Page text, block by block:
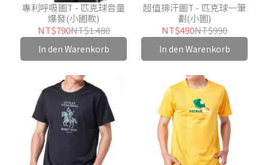
專利呼吸圖T - 匹克球音量
爆發(小圖款)
NT$790NT$1.480
In den Warenkorb
超值排汗圖T - 匹克球一筆
劃(小圖)
NT$490NT$990
In den Warenkorb